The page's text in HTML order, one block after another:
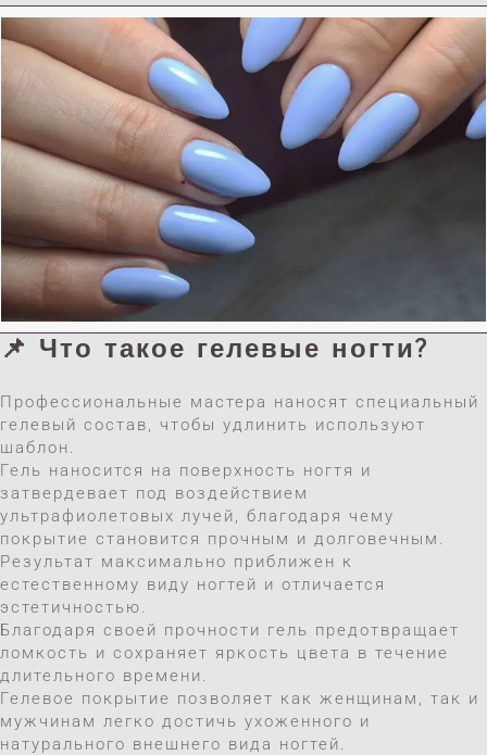
Найлюба
Тел : +9 0532 399 56 88
Нажмите Для Whatsapp
📌 Что такое гелевые ногти?
Профессиональные мастера наносят специальный
гелевый состав, чтобы удлинить используют
шаблон.
Гель наносится на поверхность ногтя и
затвердевает под воздействием
ультрафиолетовых лучей, благодаря чему
покрытие становится прочным и долговечным.
Результат максимально приближен к
естественному виду ногтей и отличается
эстетичностью.
Благодаря своей прочности гель предотвращает
ломкость и сохраняет яркость цвета в течение
длительного времени.
Гелевое покрытие позволяет как женщинам, так и
мужчинам легко достичь ухоженного и
натурального внешнего вида ногтей.